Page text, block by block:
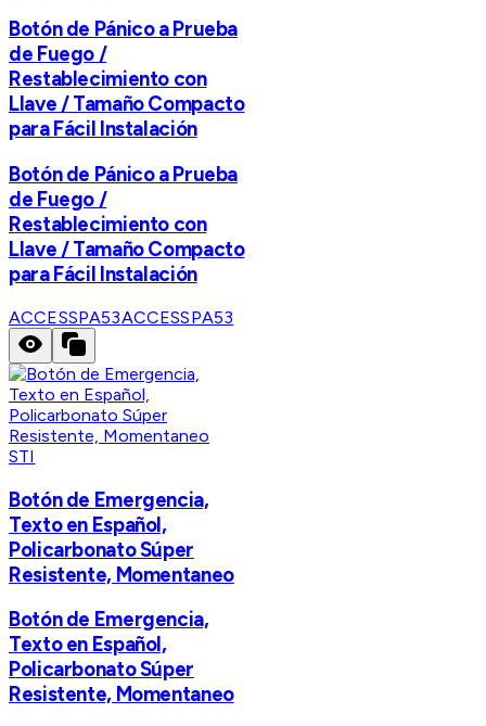
Botón de Pánico a Prueba
de Fuego /
Restablecimiento con
Llave / Tamaño Compacto
para Fácil Instalación
Botón de Pánico a Prueba
de Fuego /
Restablecimiento con
Llave / Tamaño Compacto
para Fácil Instalación
ACCESSPA53ACCESSPA53
STI
Botón de Emergencia,
Texto en Español,
Policarbonato Súper
Resistente, Momentaneo
Botón de Emergencia,
Texto en Español,
Policarbonato Súper
Resistente, Momentaneo